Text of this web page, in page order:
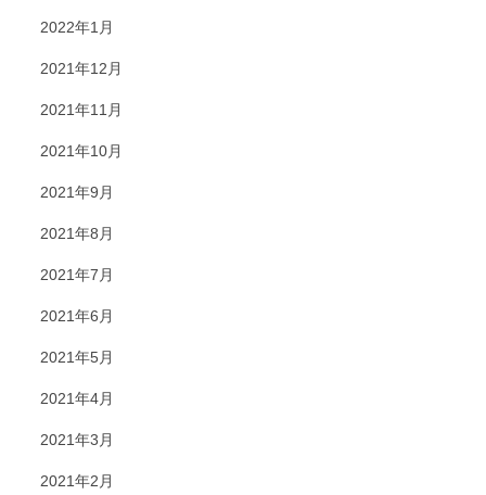
2022年1月
2021年12月
2021年11月
2021年10月
2021年9月
2021年8月
2021年7月
2021年6月
2021年5月
2021年4月
2021年3月
2021年2月